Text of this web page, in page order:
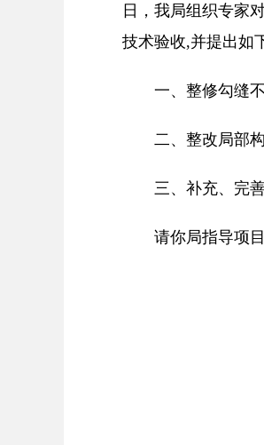
日，我局组织专家
技术验收,并提出如
一、整修勾缝
二、整改局部
三、补充、完
请你局指导项